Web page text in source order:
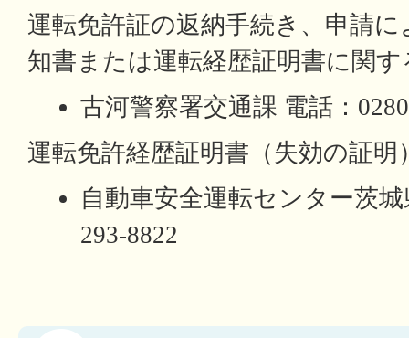
運転免許証の返納手続き、申請
知書または運転経歴証明書に関
古河警察署交通課 電話：
運転免許経歴証明書（失効の証
自動車安全運転センター茨
293-8822